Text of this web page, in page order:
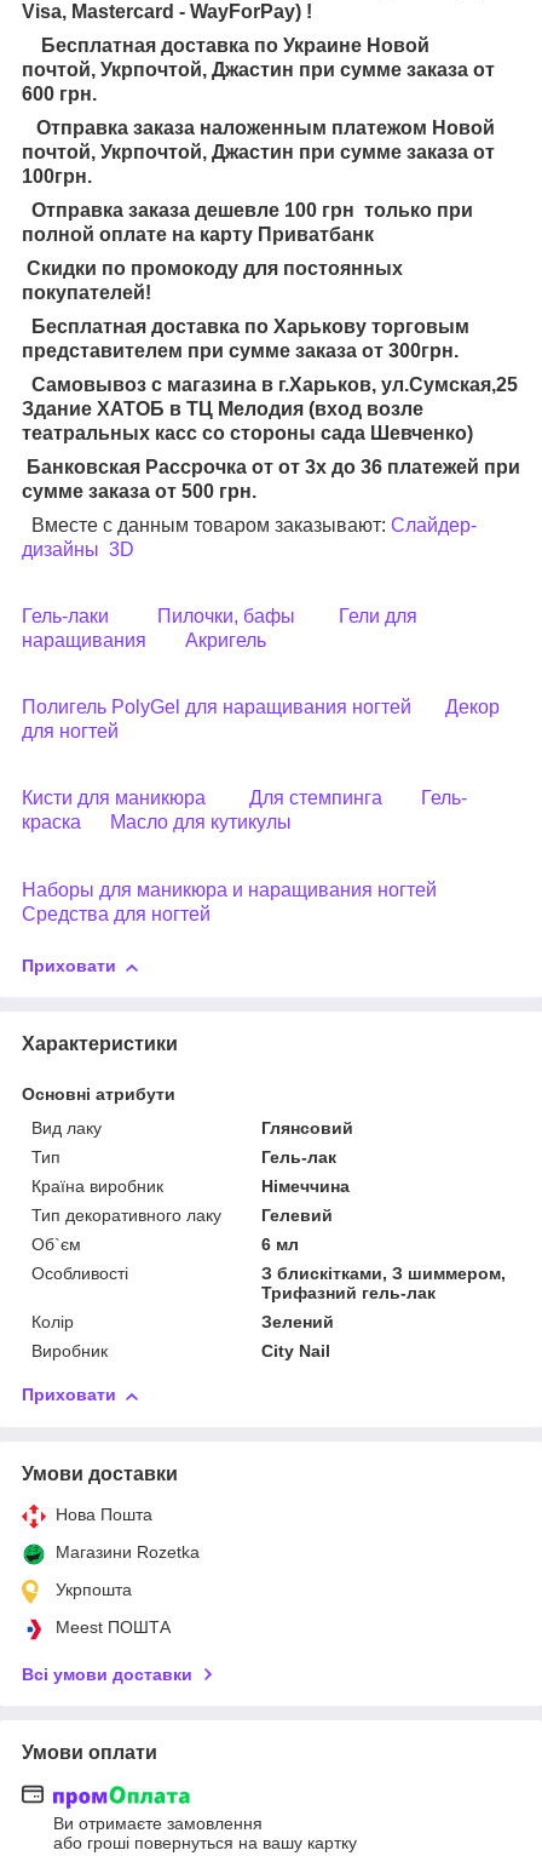
Visa, Mastercard - WayForPay) !
Бесплатная доставка по Украине Новой
почтой, Укрпочтой, Джастин при сумме заказа от
600 грн.
Отправка заказа наложенным платежом Новой
почтой, Укрпочтой, Джастин при сумме заказа от
100грн.
Отправка заказа дешевле 100 грн только при
полной оплате на карту Приватбанк
Скидки по промокоду для постоянных
покупателей!
Бесплатная доставка по Харькову торговым
представителем при сумме заказа от 300грн.
Самовывоз с магазина в г.Харьков, ул.Сумская,25
Здание ХАТОБ в ТЦ Мелодия (вход возле
театральных касс со стороны сада Шевченко)
Банковская Рассрочка от от 3х до 36 платежей при
сумме заказа от 500 грн.
Вместе с данным товаром заказывают: Слайдер-
дизайны 3D
Гель-лаки Пилочки, бафы
Гели для
наращивания
Акригель
Полигель PolyGel для наращивания ногтей
Декор
для ногтей
Кисти для маникюра Для стемпинга
Гель-
краска
Масло для кутикулы
Наборы для маникюра и наращивания ногтей
Средства для ногтей
Приховати
Характеристики
Основні атрибути
Вид лаку
Глянсовий
Тип
Гель-лак
Країна виробник
Німеччина
Тип декоративного лаку
Гелевий
Об`єм
6 мл
Особливості
З блискітками, З шиммером,
Трифазний гель-лак
Колір
Зелений
Виробник
City Nail
Приховати
Умови доставки
Нова Пошта
Магазини Rozetka
Укрпошта
Meest ПОШТА
Всі умови доставки
Умови оплати
Ви отримаєте замовлення
або гроші повернуться на вашу картку